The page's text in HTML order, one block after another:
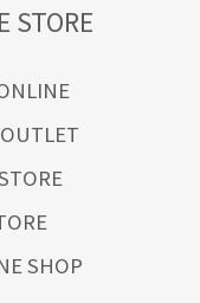
STORE
SHOP